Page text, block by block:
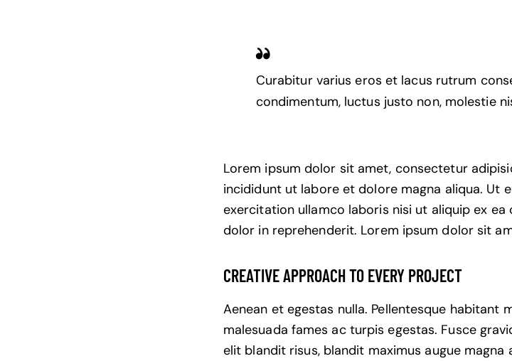
Curabitur varius eros et lacus rutrum
condimentum, luctus justo non, molestie
Lorem ipsum dolor sit amet, consectetur
incididunt ut labore et dolore magna aliqua. Ut
exercitation ullamco laboris nisi ut aliquip ex
dolor in reprehenderit. Lorem ipsum dolor sit
CREATIVE APPROACH TO EVERY PROJECT
Aenean et egestas nulla. Pellentesque
malesuada fames ac turpis egestas. Fusce
elit blandit risus, blandit maximus augue